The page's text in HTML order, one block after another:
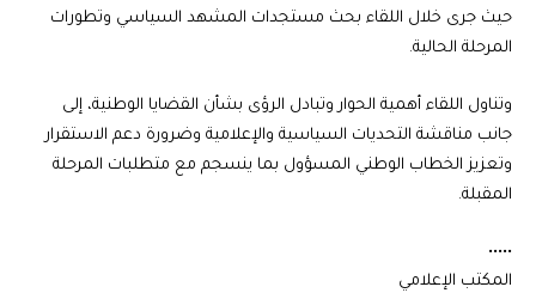
حيث جرى خلال اللقاء بحث مستجدات المشهد السياسي وتطورات
المرحلة الحالية.
وتناول اللقاء أهمية الحوار وتبادل الرؤى بشأن القضايا الوطنية، إلى
جانب مناقشة التحديات السياسية والإعلامية وضرورة دعم الاستقرار
وتعزيز الخطاب الوطني المسؤول بما ينسجم مع متطلبات المرحلة
المقبلة.
•••••
المكتب الإعلامي